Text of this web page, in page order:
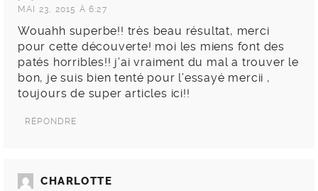
MAI 23, 2015 À 6:27
Wouahh superbe!! très beau résultat, merci
pour cette découverte! moi les miens font des
patés horribles!! j’ai vraiment du mal a trouver le
bon, je suis bien tenté pour l’essayé mercii ,
toujours de super articles ici!!
RÉPONDRE
CHARLOTTE